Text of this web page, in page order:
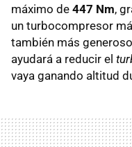
máximo de 447 Nm,
un turbocompresor
también más
ayudará a reducir el
vaya ganando altitud